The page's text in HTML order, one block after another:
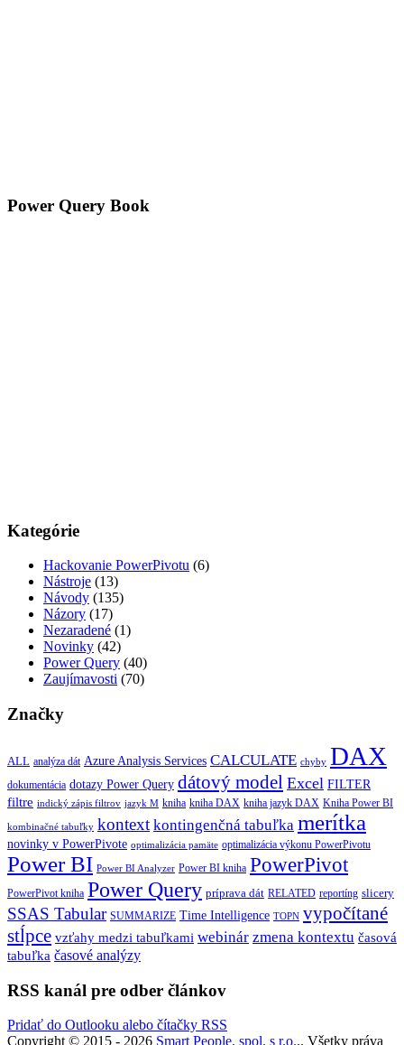
Power Query Book
Kategórie
Hackovanie PowerPivotu (6)
Nástroje (13)
Návody (135)
Názory (17)
Nezaradené (1)
Novinky (42)
Power Query (40)
Zaujímavosti (70)
Značky
ALL analýza dát Azure Analysis Services CALCULATE chyby DAX
dokumentácia dotazy Power Query dátový model Excel FILTER
filtre indický zápis filtrov jazyk M kniha kniha DAX kniha jazyk DAX Kniha Power BI
kombinačné tabuľky kontext kontingenčná tabuľka merítka
novinky v PowerPivote optimalizácia pamäte optimalizácia výkonu PowerPivotu
Power BI Power BI Analyzer Power BI kniha PowerPivot
PowerPivot kniha Power Query príprava dát RELATED reportíng slicery
SSAS Tabular SUMMARIZE Time Intelligence TOPN vypočítané
stĺpce vzťahy medzi tabuľkami webinár zmena kontextu časová
tabuľka časové analýzy
RSS kanál pre odber článkov
Pridať do Outlooku alebo čítačky RSS
Copyright © 2015 - 2026 Smart People, spol. s r.o... Všetky práva